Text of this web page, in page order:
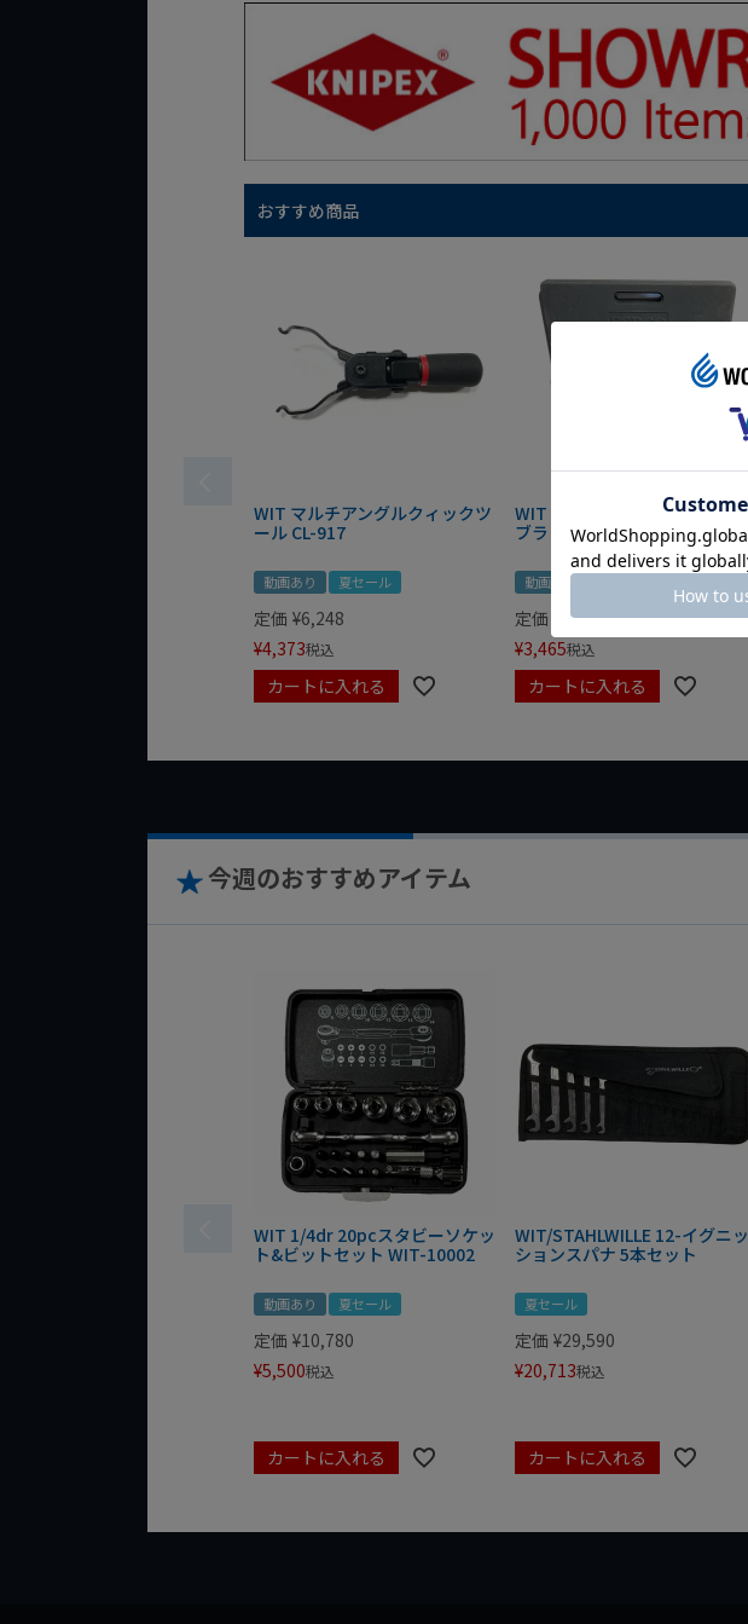
おすすめ商品
WIT マルチアングルクィックツ
ール CL-917
動画あり 夏セール
定価 ¥6,248
¥4,373税込
カートに入れる
WIT マグネットツールマット
ブラック
動画あり
定価
0
¥3,465税込
カートに入れる
今週のおすすめアイテム
WIT 1/4dr 20pcスタビーソケッ
ト&ビットセット WIT-10002
動画あり 夏セール
定価 ¥10,780
¥5,500税込
カートに入れる
WIT/STAHLWILLE 12-イグニッ
ションスパナ 5本セット
夏セール
定価 ¥29,590
¥20,713税込
カートに入れる